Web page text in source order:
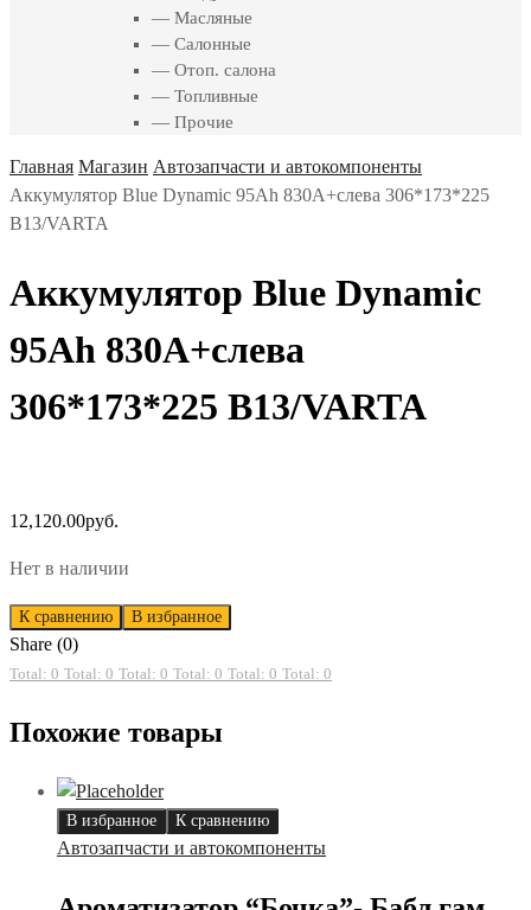
— Масляные
— Салонные
— Отоп. салона
— Топливные
— Прочие
Главная Магазин Автозапчасти и автокомпоненты
Аккумулятор Blue Dynamic 95Ah 830A+слева 306*173*225
B13/VARTA
Аккумулятор Blue Dynamic
95Ah 830A+слева
306*173*225 B13/VARTA
12,120.00руб.
Нет в наличии
К сравнению В избранное
Share (0)
Total: 0 Total: 0 Total: 0 Total: 0 Total: 0 Total: 0
Похожие товары
В избранное К сравнению
Автозапчасти и автокомпоненты